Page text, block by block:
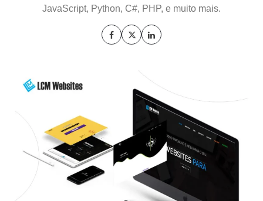
JavaScript, Python, C#, PHP, e muito mais.